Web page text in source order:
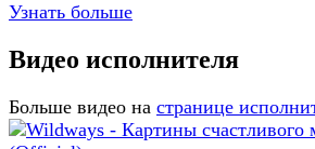
Узнать больше
Видео исполнителя
Больше видео на странице